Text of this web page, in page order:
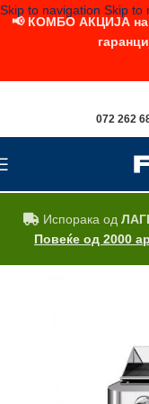
Skip to navigation Skip to
072 262
Испорака од
Повеќе од 2000
📢 КОМБО АКЦИЈА на